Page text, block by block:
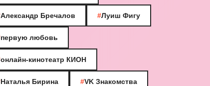
Александр Бречалов #Луиш Фигу
первую любовь
онлайн-кинотеатр КИОН
Наталья Бирина #VK Знакомства